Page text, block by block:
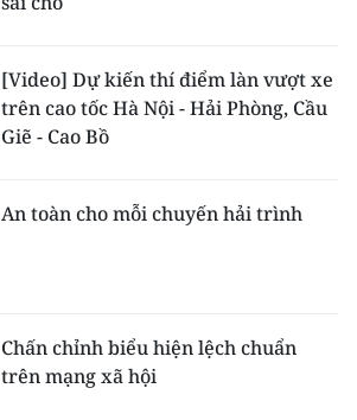
[Video] Dự kiến thí điểm làn vượt xe
trên cao tốc Hà Nội - Hải Phòng, Cầu
Giẽ - Cao Bồ
An toàn cho mỗi chuyến hải trình
Chấn chỉnh biểu hiện lệch chuẩn
trên mạng xã hội